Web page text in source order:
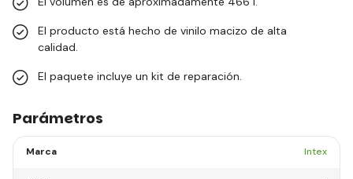
El producto está hecho de vinilo macizo de alta
calidad.
El paquete incluye un kit de reparación.
Parámetros
Marca Intex